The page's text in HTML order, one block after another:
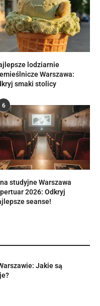
lodziarnie
Warszawa:
smaki stolicy
6
studyjne Warszawa
2026: Odkryj
seanse!
Jakie są